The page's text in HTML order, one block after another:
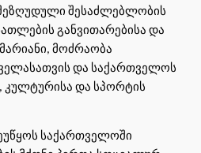
შესაძლებლობის
განვითარებისა და
მარიანი, მოძრაობა
და საქართველოს
კულტურისა და სპორტის
საქართველოში